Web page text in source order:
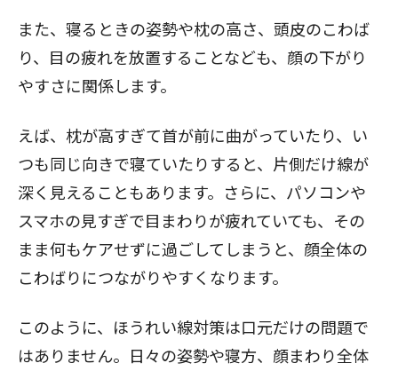
また、寝るときの姿勢や枕の高さ、頭皮のこわば
り、目の疲れを放置することなども、顔の下がり
やすさに関係します。
えば、枕が高すぎて首が前に曲がっていたり、い
つも同じ向きで寝ていたりすると、片側だけ線が
深く見えることもあります。さらに、パソコンや
スマホの見すぎで目まわりが疲れていても、その
まま何もケアせずに過ごしてしまうと、顔全体の
こわばりにつながりやすくなります。
このように、ほうれい線対策は口元だけの問題で
はありません。日々の姿勢や寝方、顔まわり全体